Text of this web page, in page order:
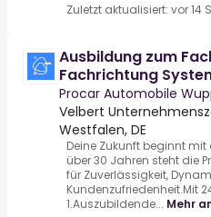
Zuletzt aktualisiert: vor 14
Ausbildung zum
Fachrichtung
(m/w/d) 2026
Procar Automobile
Velbert
Westfalen, DE
Deine Zukunft beginnt
über 30 Jahren steht die
für Zuverlässigkeit,
Kundenzufriedenheit.Mit
1.Auszubildende... Mehr